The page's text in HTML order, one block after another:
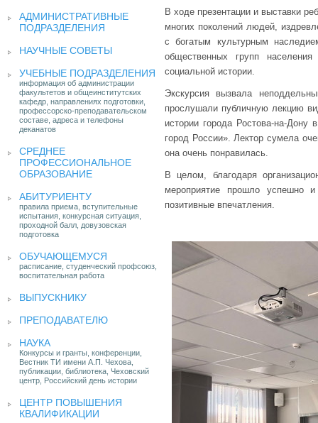
АДМИНИСТРАТИВНЫЕ
ПОДРАЗДЕЛЕНИЯ
НАУЧНЫЕ СОВЕТЫ
УЧЕБНЫЕ ПОДРАЗДЕЛЕНИЯ
информация об администрации
факультетов и общеинститутских
кафедр, направлениях подготовки,
профессорско-преподавательском
составе, адреса и телефоны
деканатов
СРЕДНЕЕ
ПРОФЕССИОНАЛЬНОЕ
ОБРАЗОВАНИЕ
АБИТУРИЕНТУ
правила приема, вступительные
испытания, конкурсная ситуация,
проходной балл, довузовская
подготовка
ОБУЧАЮЩЕМУСЯ
расписание, студенческий профсоюз,
воспитательная работа
ВЫПУСКНИКУ
ПРЕПОДАВАТЕЛЮ
НАУКА
Конкурсы и гранты, конференции,
Вестник ТИ имени А.П. Чехова,
публикации, библиотека, Чеховский
центр, Российский день истории
ЦЕНТР ПОВЫШЕНИЯ
КВАЛИФИКАЦИИ
В ходе презентации и выставки
многих поколений людей,
с богатым культурным
общественных групп
социальной истории.
Экскурсия вызвала
прослушали публичную лекцию
истории города Ростова-на-
город России». Лектор сумела
она очень понравилась.
В целом, благодаря
мероприятие прошло успешно
позитивные впечатления.